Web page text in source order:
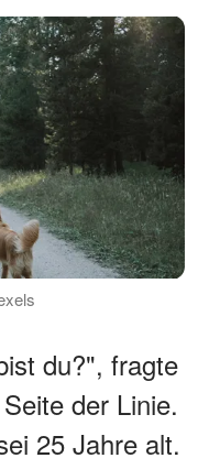
du?", fragte
der Linie.
25 Jahre alt.